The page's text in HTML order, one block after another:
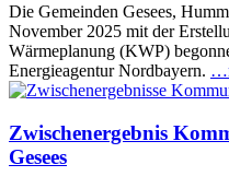
Die Gemeinden Gesees,
November 2025 mit der
Wärmeplanung (KWP)
Energieagentur Nordbayern.
Zwischenergebnis
Gesees